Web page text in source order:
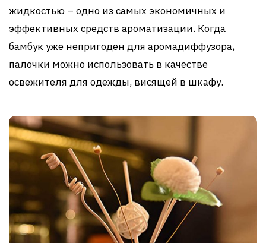
жидкостью – одно из самых экономичных и
эффективных средств ароматизации. Когда
бамбук уже непригоден для аромадиффузора,
палочки можно использовать в качестве
освежителя для одежды, висящей в шкафу.